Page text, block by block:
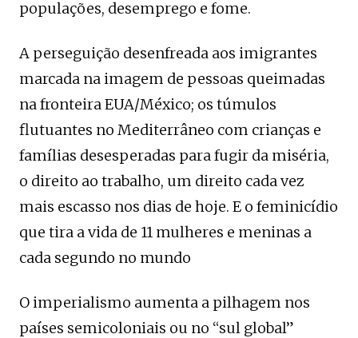
populações, desemprego e fome.
A perseguição desenfreada aos imigrantes
marcada na imagem de pessoas queimadas
na fronteira EUA/México; os túmulos
flutuantes no Mediterrâneo com crianças e
famílias desesperadas para fugir da miséria,
o direito ao trabalho, um direito cada vez
mais escasso nos dias de hoje. E o feminicídio
que tira a vida de 11 mulheres e meninas a
cada segundo no mundo
O imperialismo aumenta a pilhagem nos
países semicoloniais ou no “sul global”